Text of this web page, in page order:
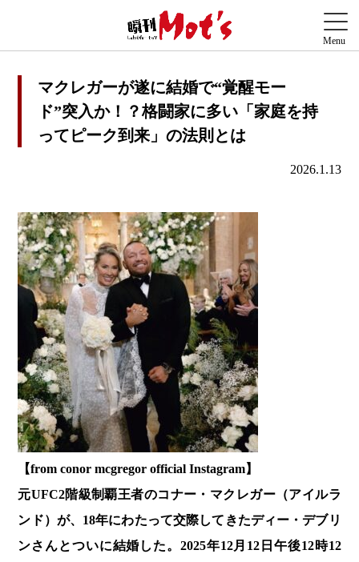
マクレガーが遂に結婚で“覚醒モー
ド”突入か！？格闘家に多い「家庭を持
ってピーク到来」の法則とは
2026.1.13
【from conor mcgregor official Instagram】
元UFC2階級制覇王者のコナー・マクレガー（アイルラ
ンド）が、18年にわたって交際してきたディー・デブリ
ンさんとついに結婚した。2025年12月12日午後12時12